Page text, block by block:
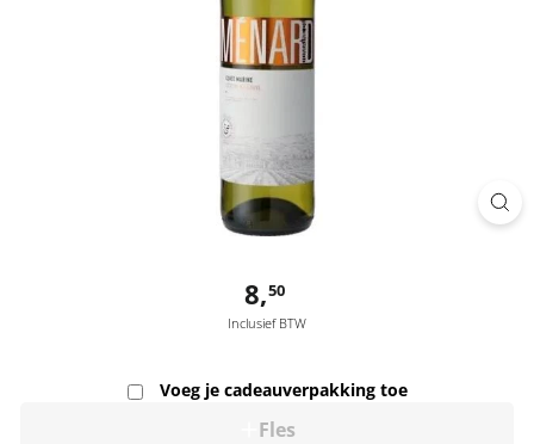
Normaal
8,508,50
Inclusief BTW
Voeg je cadeauverpakking toe
Fles